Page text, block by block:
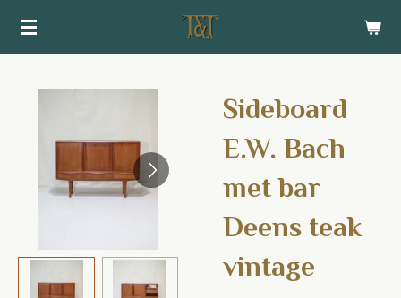
Ga
Sideboard
E.W. Bach
met bar
Deens teak
vintage